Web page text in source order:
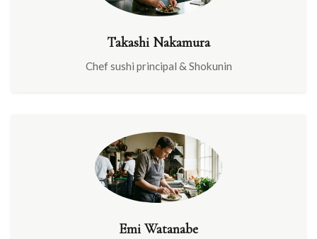
Takashi Nakamura
Chef sushi principal & Shokunin
Emi Watanabe